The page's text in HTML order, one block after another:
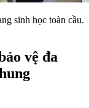
sinh học toàn cầu.
vệ đa